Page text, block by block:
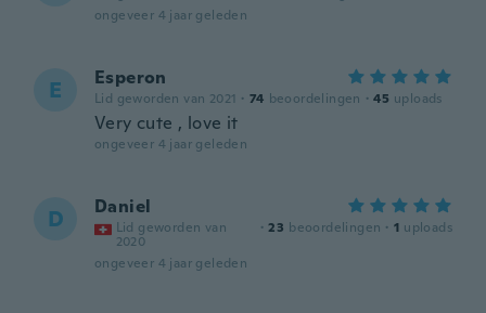
ongeveer 4 jaar geleden
E Esperon
Lid geworden van 2021 · 74 beoordelingen · 45 uploads
Very cute , love it
ongeveer 4 jaar geleden
D Daniel
Lid geworden van
2020
· 23 beoordelingen · 1 uploads
ongeveer 4 jaar geleden